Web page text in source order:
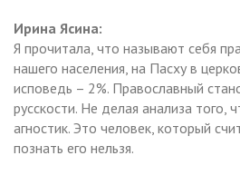
Ирина Ясина:
Я прочитала, что называют себя
нашего населения, на Пасху в
исповедь – 2%. Православный
русскости. Не делая анализа того,
агностик. Это человек, который
познать его нельзя.